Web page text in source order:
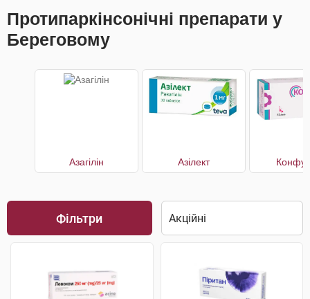
Протипаркінсонічні препарати у
Береговому
Азагілін Азілект
Фільтри